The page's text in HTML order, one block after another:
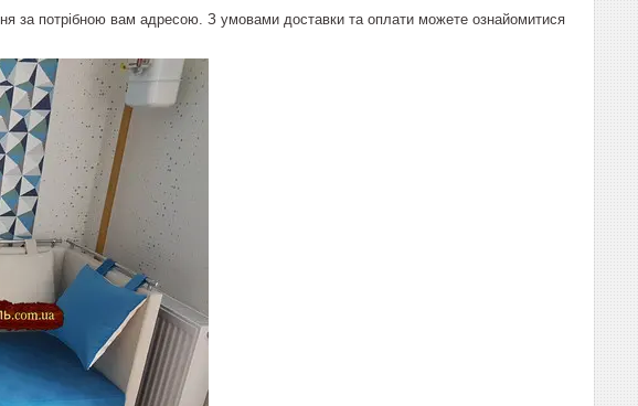
за потрібною вам адресою. З умовами доставки та оплати можете ознайомитися